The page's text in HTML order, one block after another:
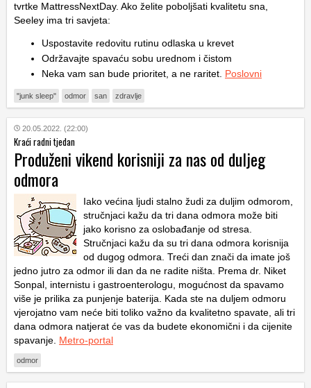
tvrtke MattressNextDay. Ako želite poboljšati kvalitetu sna,
Seeley ima tri savjeta:
Uspostavite redovitu rutinu odlaska u krevet
Održavajte spavaću sobu urednom i čistom
Neka vam san bude prioritet, a ne raritet. Poslovni
"junk sleep" odmor san zdravlje
20.05.2022. (22:00)
Kraći radni tjedan
Produženi vikend korisniji za nas od duljeg
odmora
Iako većina ljudi stalno žudi za duljim odmorom,
stručnjaci kažu da tri dana odmora može biti
jako korisno za oslobađanje od stresa.
Stručnjaci kažu da su tri dana odmora korisnija
od dugog odmora. Treći dan znači da imate još
jedno jutro za odmor ili dan da ne radite ništa. Prema dr. Niket
Sonpal, internistu i gastroenterologu, mogućnost da spavamo
više je prilika za punjenje baterija. Kada ste na duljem odmoru
vjerojatno vam neće biti toliko važno da kvalitetno spavate, ali tri
dana odmora natjerat će vas da budete ekonomični i da cijenite
spavanje. Metro-portal
odmor